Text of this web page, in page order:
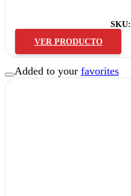
SKU:
VER PRODUCTO
Added to your favorites